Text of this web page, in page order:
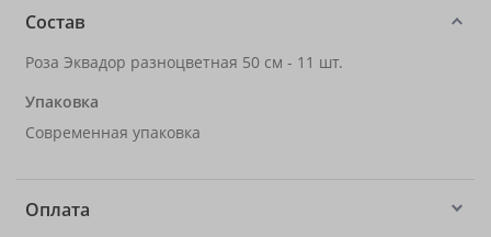
Состав
Роза Эквадор разноцветная 50 см - 11 шт.
Упаковка
Современная упаковка
Оплата